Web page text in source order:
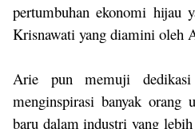
pertumbuhan ekonomi hijau
Krisnawati yang diamini oleh
Arie pun memuji dedikasi
menginspirasi banyak orang
baru dalam industri yang